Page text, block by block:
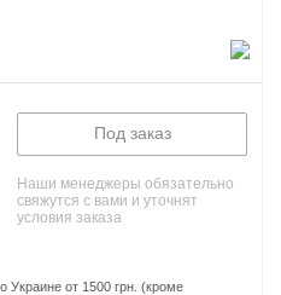
Под заказ
Наши менеджеры обязательно
свяжутся с вами и уточнят
условия заказа
Украине от 1500 грн. (кроме